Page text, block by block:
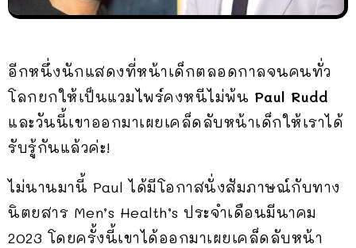
อีกหนึ่งนักแสดงที่หน้าเด็กตลอดกาลจนคนทั่ว
โลกยกให้เป็นแวมไพร์คงหนีไม่พ้น Paul Rudd
และวันนี้เขาออกมาเผยเคล็ดลับหน้าเด็กให้เราได้
รับรู้กันแล้วค่ะ!
ไม่นานมานี้ Paul ได้มีโอกาสนั่งสัมภาษณ์กับทาง
นิตยสาร Men’s Health’s ประจำเดือนมีนาคม
2023 โดยครั้งนี้เขาได้ออกมาเผยเคล็ดลับหน้า